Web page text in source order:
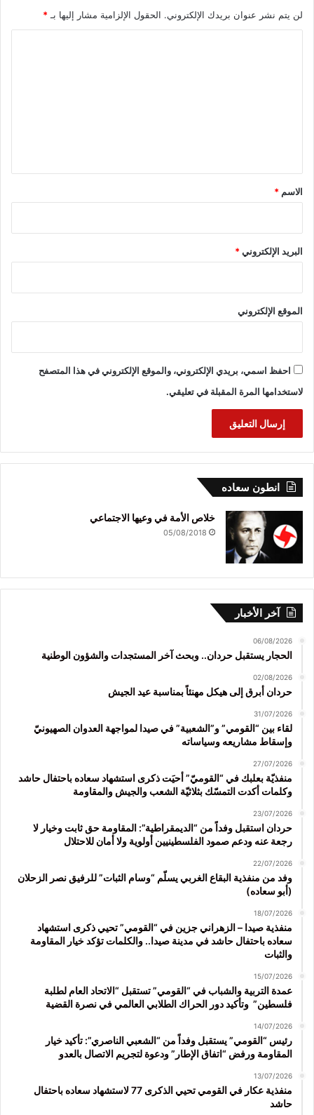
لن يتم نشر عنوان بريدك الإلكتروني. الحقول الإلزامية مشار إليها بـ *
*
الاسم *
البريد الإلكتروني*
الموقع الإلكتروني
احفظ اسمي، بريدي الإلكتروني، والموقع الإلكتروني في هذا المتصفح
لاستخدامها المرة المقبلة في تعليقي.
انطون سعاده
خلاص الأمة في وعيها الاجتماعي
05/08/2018
آخر الأخبار
06/08/2026
الحجار يستقبل حردان.. وبحث آخر المستجدات والشؤون الوطنية
02/08/2026
حردان أبرق إلى هيكل مهنئاً بمناسبة عيد الجيش
31/07/2026
لقاء بين “القومي” و”الشعبية” في صيدا لمواجهة العدوان الصهيونيّ
وإسقاط مشاريعه وسياساته
27/07/2026
منفذيّة بعلبك في “القوميّ” أحيَت ذكرى استشهاد سعاده باحتفال حاشد
وكلمات أكدت التمسّك بثلاثيّة الشعب والجيش والمقاومة
23/07/2026
حردان استقبل وفداً من “الديمقراطية”: المقاومة حق ثابت وخيار لا
رجعة عنه ودعم صمود الفلسطينيين أولوية ولا أمان للاحتلال
22/07/2026
وفد من منفذية البقاع الغربي يسلّم “وسام الثبات” للرفيق نصر الزحلان
(أبو سعاده)
18/07/2026
منفذية صيدا – الزهراني جزين في “القومي” تحيي ذكرى استشهاد
سعاده باحتفال حاشد في مدينة صيدا.. والكلمات تؤكد خيار المقاومة
والثبات
15/07/2026
عمدة التربية والشباب في “القومي” تستقبل “الاتحاد العام لطلبة
فلسطين” وتأكيد دور الحراك الطلابي العالمي في نصرة القضية
14/07/2026
رئيس “القومي” يستقبل وفداً من “الشعبي الناصري”: تأكيد خيار
المقاومة ورفض “اتفاق الإطار” ودعوة لتجريم الاتصال بالعدو
13/07/2026
منفذية عكار في القومي تحيي الذكرى 77 لاستشهاد سعاده باحتفال
حاشد